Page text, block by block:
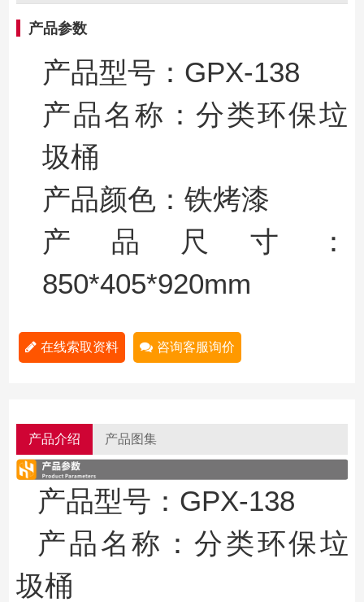
产品参数
产品型号： GPX-138
产品名称 ：分类环保垃
圾桶
产品颜色： 铁烤漆
产品尺寸：
850*405*920mm
在线索取资料 咨询客服询价
产品介绍 产品图集
产品型号： GPX-138
产品名称 ：分类环保垃
圾桶